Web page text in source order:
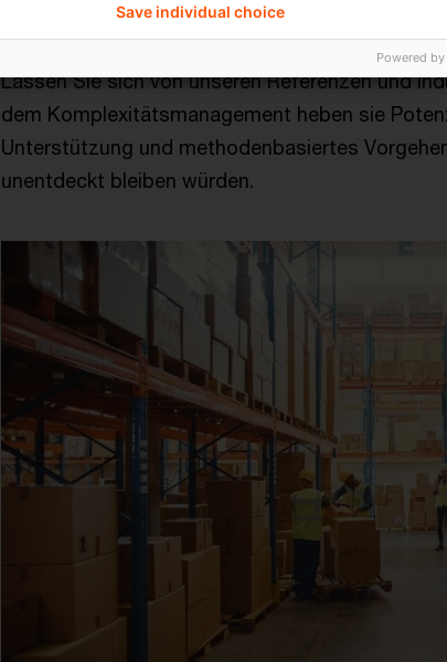
eine einmalige Angelegenheit.
Lassen Sie sich von unseren Referenzen und
dem Komplexitätsmanagement heben sie
Unterstützung und methodenbasiertes
unentdeckt bleiben würden.
Save individual choice
Powered by